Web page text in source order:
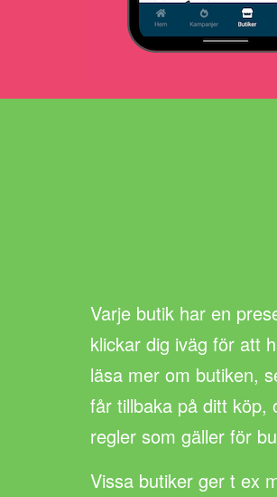
Varje butik har en
klickar dig iväg för att
läsa mer om butiken,
får tillbaka på ditt köp,
regler som gäller för
Vissa butiker ger t ex